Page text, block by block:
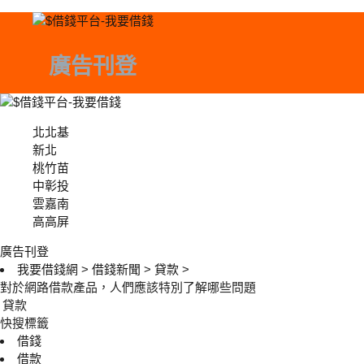
廣告刊登
北北基
新北
桃竹苗
中彰投
雲嘉南
高高屏
廣告刊登
我要借錢網 > 借錢新聞 > 貸款 >
對於網路借款產品，人們應該特別了解哪些問題
貸款
快搜標籤
借錢
借款